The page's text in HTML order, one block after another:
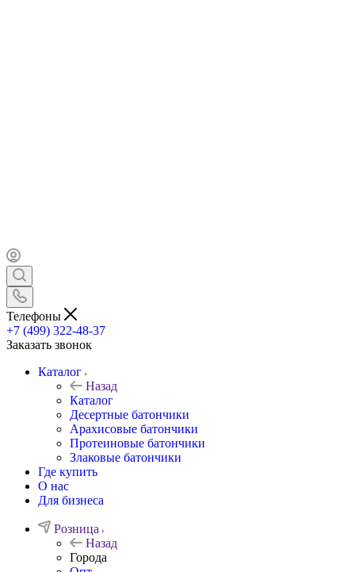
Телефоны
+7 (499) 322-48-37
Заказать звонок
Каталог
Назад
Каталог
Десертные батончики
Арахисовые батончики
Протеиновые батончики
Злаковые батончики
Где купить
О нас
Для бизнеса
Розница
Назад
Города